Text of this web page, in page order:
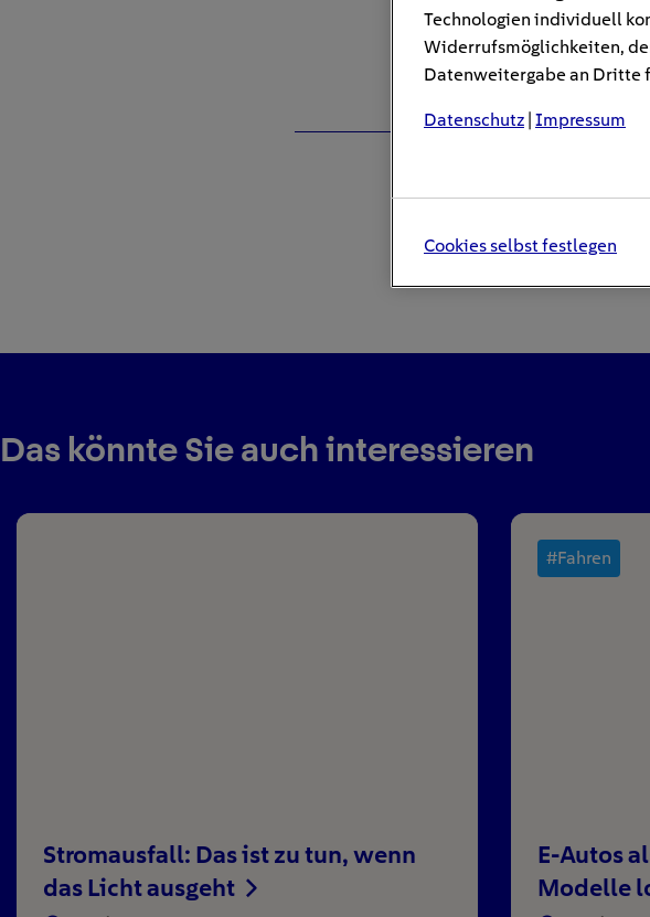
Das könnte Sie auch interessieren
Stromausfall: Das ist zu tun, wenn
das Licht ausgeht
#Fahren
E-Autos
Modelle
Technologien individuell
Widerrufsmöglichkeiten,
Datenweitergabe an Dritte
Datenschutz | Impressum
Cookies selbst festlegen